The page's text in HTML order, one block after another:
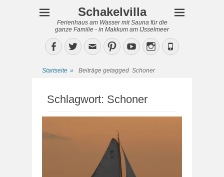
Schakelvilla
Ferienhaus am Wasser mit Sauna für die
ganze Familie - in Makkum am IJsselmeer
Facebook
TwitterEmailPinterestYouTubeInstagram
Phone
Startseite » Beiträge getagged Schoner
Schlagwort: Schoner